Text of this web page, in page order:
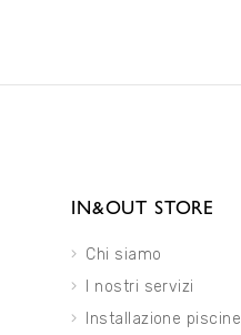
IN&OUT STORE
Chi siamo
I nostri servizi
Installazione piscine